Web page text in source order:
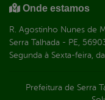
Onde estamos
R. Agostinho Nunes de
Serra Talhada - PE,
Segunda à Sexta-feira,
Prefeitura de Serra